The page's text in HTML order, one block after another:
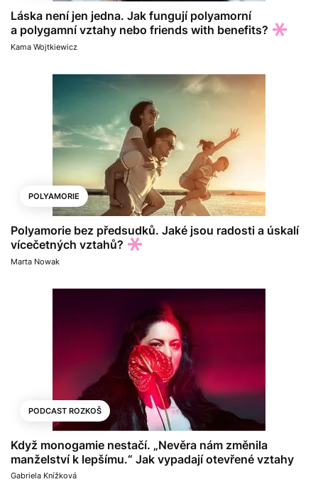
Láska není jen jedna. Jak fungují polyamorní
a polygamní vztahy nebo friends with benefits?
Kama Wojtkiewicz
POLYAMORIE
Polyamorie bez předsudků. Jaké jsou radosti a úskalí
vícečetných vztahů?
Marta Nowak
PODCAST ROZKOŠ
Když monogamie nestačí. „Nevěra nám změnila
manželství k lepšímu.“ Jak vypadají otevřené vztahy
Gabriela Knížková